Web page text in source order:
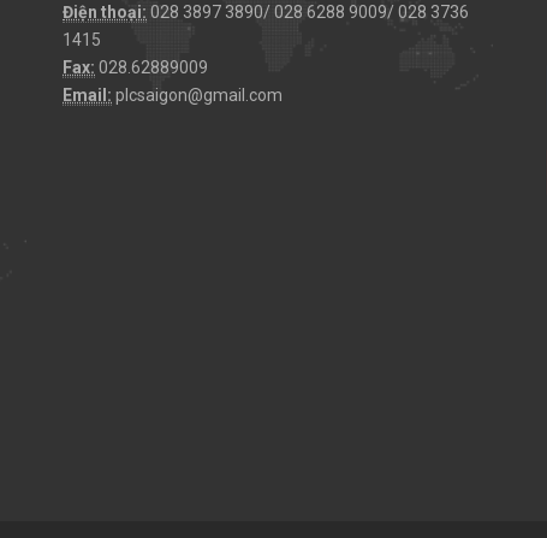
Điện thoại: 028 3897 3890/ 028 6288 9009/ 028 3736
1415
Fax: 028.62889009
Email: plcsaigon@gmail.com